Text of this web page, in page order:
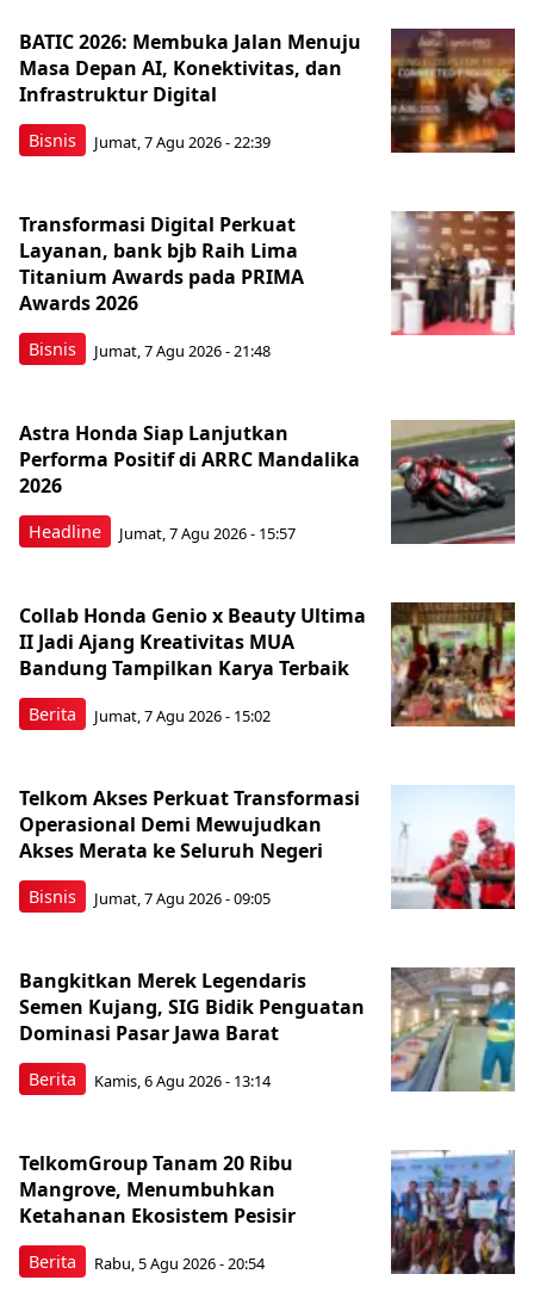
Bisnis
BATIC 2026: Membuka Jalan Menuju
Masa Depan AI, Konektivitas, dan
Infrastruktur Digital
Jumat, 7 Agu 2026 - 22:39
Bisnis
Transformasi Digital Perkuat
Layanan, bank bjb Raih Lima
Titanium Awards pada PRIMA
Awards 2026
Jumat, 7 Agu 2026 - 21:48
Headline
Astra Honda Siap Lanjutkan
Performa Positif di ARRC Mandalika
2026
Jumat, 7 Agu 2026 - 15:57
Berita
Collab Honda Genio x Beauty Ultima
II Jadi Ajang Kreativitas MUA
Bandung Tampilkan Karya Terbaik
Jumat, 7 Agu 2026 - 15:02
Bisnis
Telkom Akses Perkuat Transformasi
Operasional Demi Mewujudkan
Akses Merata ke Seluruh Negeri
Jumat, 7 Agu 2026 - 09:05
Berita
Bangkitkan Merek Legendaris
Semen Kujang, SIG Bidik Penguatan
Dominasi Pasar Jawa Barat
Kamis, 6 Agu 2026 - 13:14
Berita
TelkomGroup Tanam 20 Ribu
Mangrove, Menumbuhkan
Ketahanan Ekosistem Pesisir
Rabu, 5 Agu 2026 - 20:54